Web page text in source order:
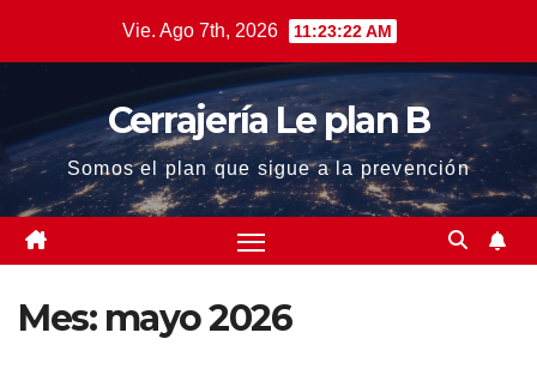
Vie. Ago 7th, 2026 11:23:22 AM
Cerrajería Le plan B
Somos el plan que sigue a la prevención
Mes: mayo 2026